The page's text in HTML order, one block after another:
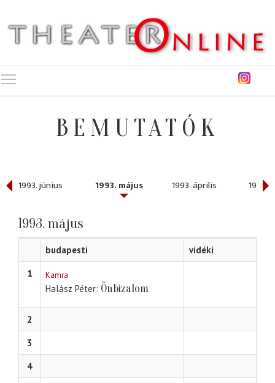
BEMUTATÓK
1993. június 1993. május 1993. április 1993.
1993. május
budapesti
vidéki
1
Kamra
Halász Péter Önbizalom
2
3
4